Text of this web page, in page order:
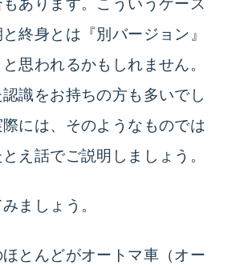
終身とは『別バージョン』
思われるかもしれません。
識をお持ちの方も多いでし
には、そのようなものでは
え話でご説明しましょう。
ましょう。
とんどがオートマ車（オー